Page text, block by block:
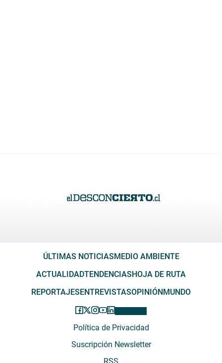
ÚLTIMAS NOTICIASMEDIO AMBIENTE
ACTUALIDADTENDENCIASHOJA DE RUTA
REPORTAJESENTREVISTASOPINIÓNMUNDO
Política de Privacidad
Suscripción Newsletter